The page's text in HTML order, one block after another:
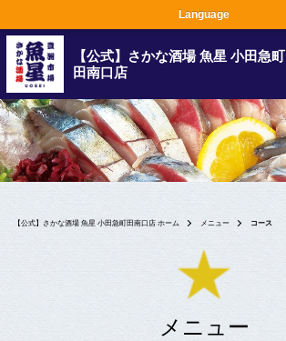
【公式】さかな酒場 魚星 小田急町
田南口店
【公式】さかな酒場 魚星 小田急町田南口店 ホーム メニュー コース
メニュー
Language